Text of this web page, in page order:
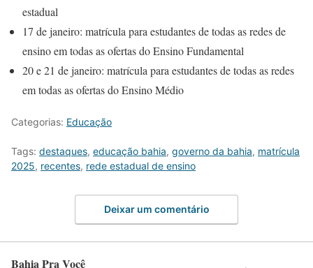
estadual
17 de janeiro: matrícula para estudantes de todas as redes de
ensino em todas as ofertas do Ensino Fundamental
20 e 21 de janeiro: matrícula para estudantes de todas as redes
em todas as ofertas do Ensino Médio
Categorias: Educação
Tags: destaques, educação bahia, governo da bahia, matrícula
2025, recentes, rede estadual de ensino
Deixar um comentário
Bahia Pra Você